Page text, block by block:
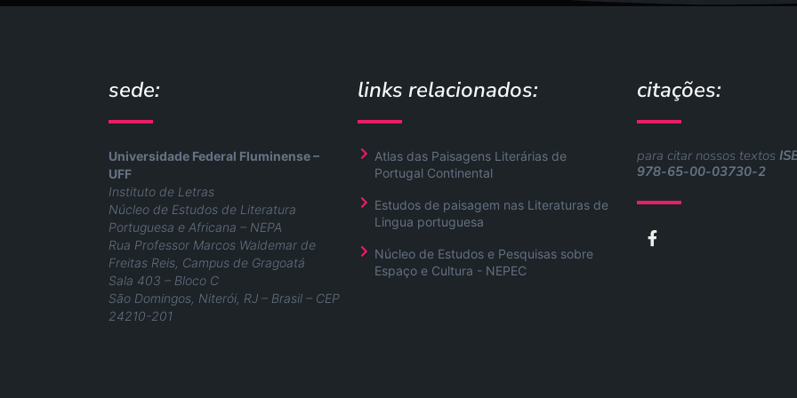
sede:
Universidade Federal Fluminense –
UFF
Instituto de Letras
Núcleo de Estudos de Literatura
Portuguesa e Africana – NEPA
Rua Professor Marcos Waldemar de
Freitas Reis, Campus de Gragoatá
Sala 403 – Bloco C
São Domingos, Niterói, RJ – Brasil – CEP
24210-201
links relacionados:
Atlas das Paisagens Literárias de
Portugal Continental
Estudos de paisagem nas Literaturas de
Lingua portuguesa
Núcleo de Estudos e Pesquisas sobre
Espaço e Cultura - NEPEC
citações:
para citar nossos textos
978-65-00-03730-2
F
a